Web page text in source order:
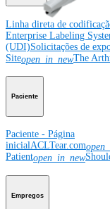
Linha direta de
Enterprise Labeling
(UDI)Solicitações de
Siteopen_in_newThe
Paciente
Paciente - Página
inicialACLTear.com
Patientopen_in_new
Empregos